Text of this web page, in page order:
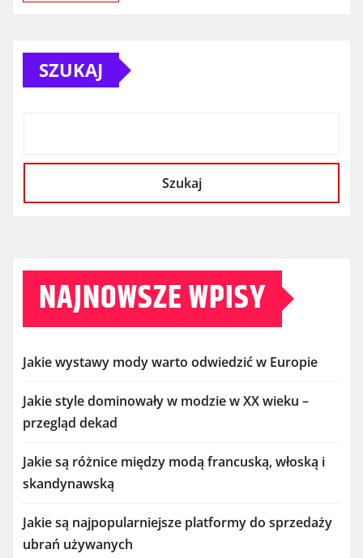
SZUKAJ
Szukaj
NAJNOWSZE WPISY
Jakie wystawy mody warto odwiedzić w Europie
Jakie style dominowały w modzie w XX wieku –
przegląd dekad
Jakie są różnice między modą francuską, włoską i
skandynawską
Jakie są najpopularniejsze platformy do sprzedaży
ubrań używanych